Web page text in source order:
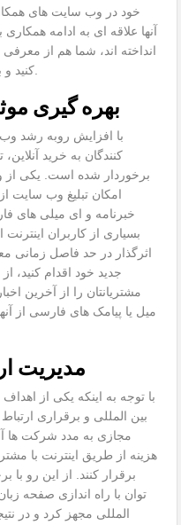
خود در وب سایت های
آنها علاقه ای به ادامه همکاری
انداخته اند، شما هم از معرفی
۹- بهره گیری
با افزایش روبه رشد
کنندگان به خرید آنلاین،
برخوردار شده است. یکی از
امکان تبلیغ وب سایت
خبرنامه و ای میلی های
بسیاری از کاربران
اثرگذار در حد فاصل زمانی
جدید خود اقدام کنید،
مشتریانتان را از آخرین
میل یا پیامک های فارسی از
۱۰-
با توجه به اینکه یکی از
بین المللی و برقراری
مجازی به مدد شرکت ها
هزینه از طریق اینترنت با
برقرار کنند. از این رو
توان با راه اندازی صفحه
المللی مجهز کرد و در